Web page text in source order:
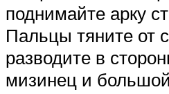
поднимайте арку
Пальцы тяните от
разводите в
мизинец и